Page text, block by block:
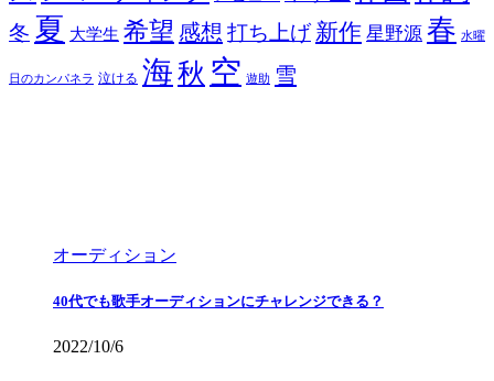
冬 夏 大学生 希望 感想 打ち上げ 新作 星野源 春 水曜
日のカンパネラ 泣ける 海秋 空 遊助 雪
オーディション
40代でも歌手オーディションにチャレンジできる？
2022/10/6